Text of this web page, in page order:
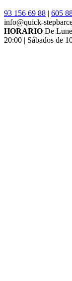
93 156 69 88 | 605
info@quick-
HORARIO De
20:00 | Sábados de